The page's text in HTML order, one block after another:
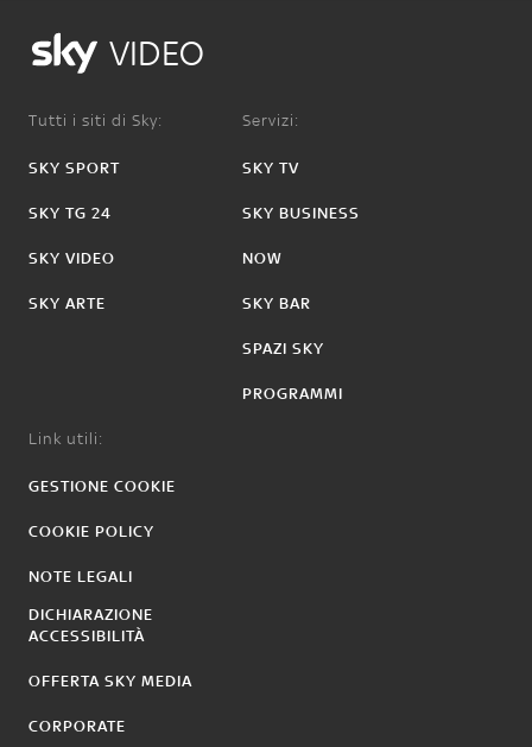
VIDEO
Tutti i siti di Sky:
SKY SPORT
SKY TG 24
SKY VIDEO
SKY ARTE
Servizi:
SKY TV
SKY BUSINESS
NOW
SKY BAR
SPAZI SKY
PROGRAMMI
Link utili:
GESTIONE COOKIE
COOKIE POLICY
NOTE LEGALI
DICHIARAZIONE
ACCESSIBILITÀ
OFFERTA SKY MEDIA
CORPORATE